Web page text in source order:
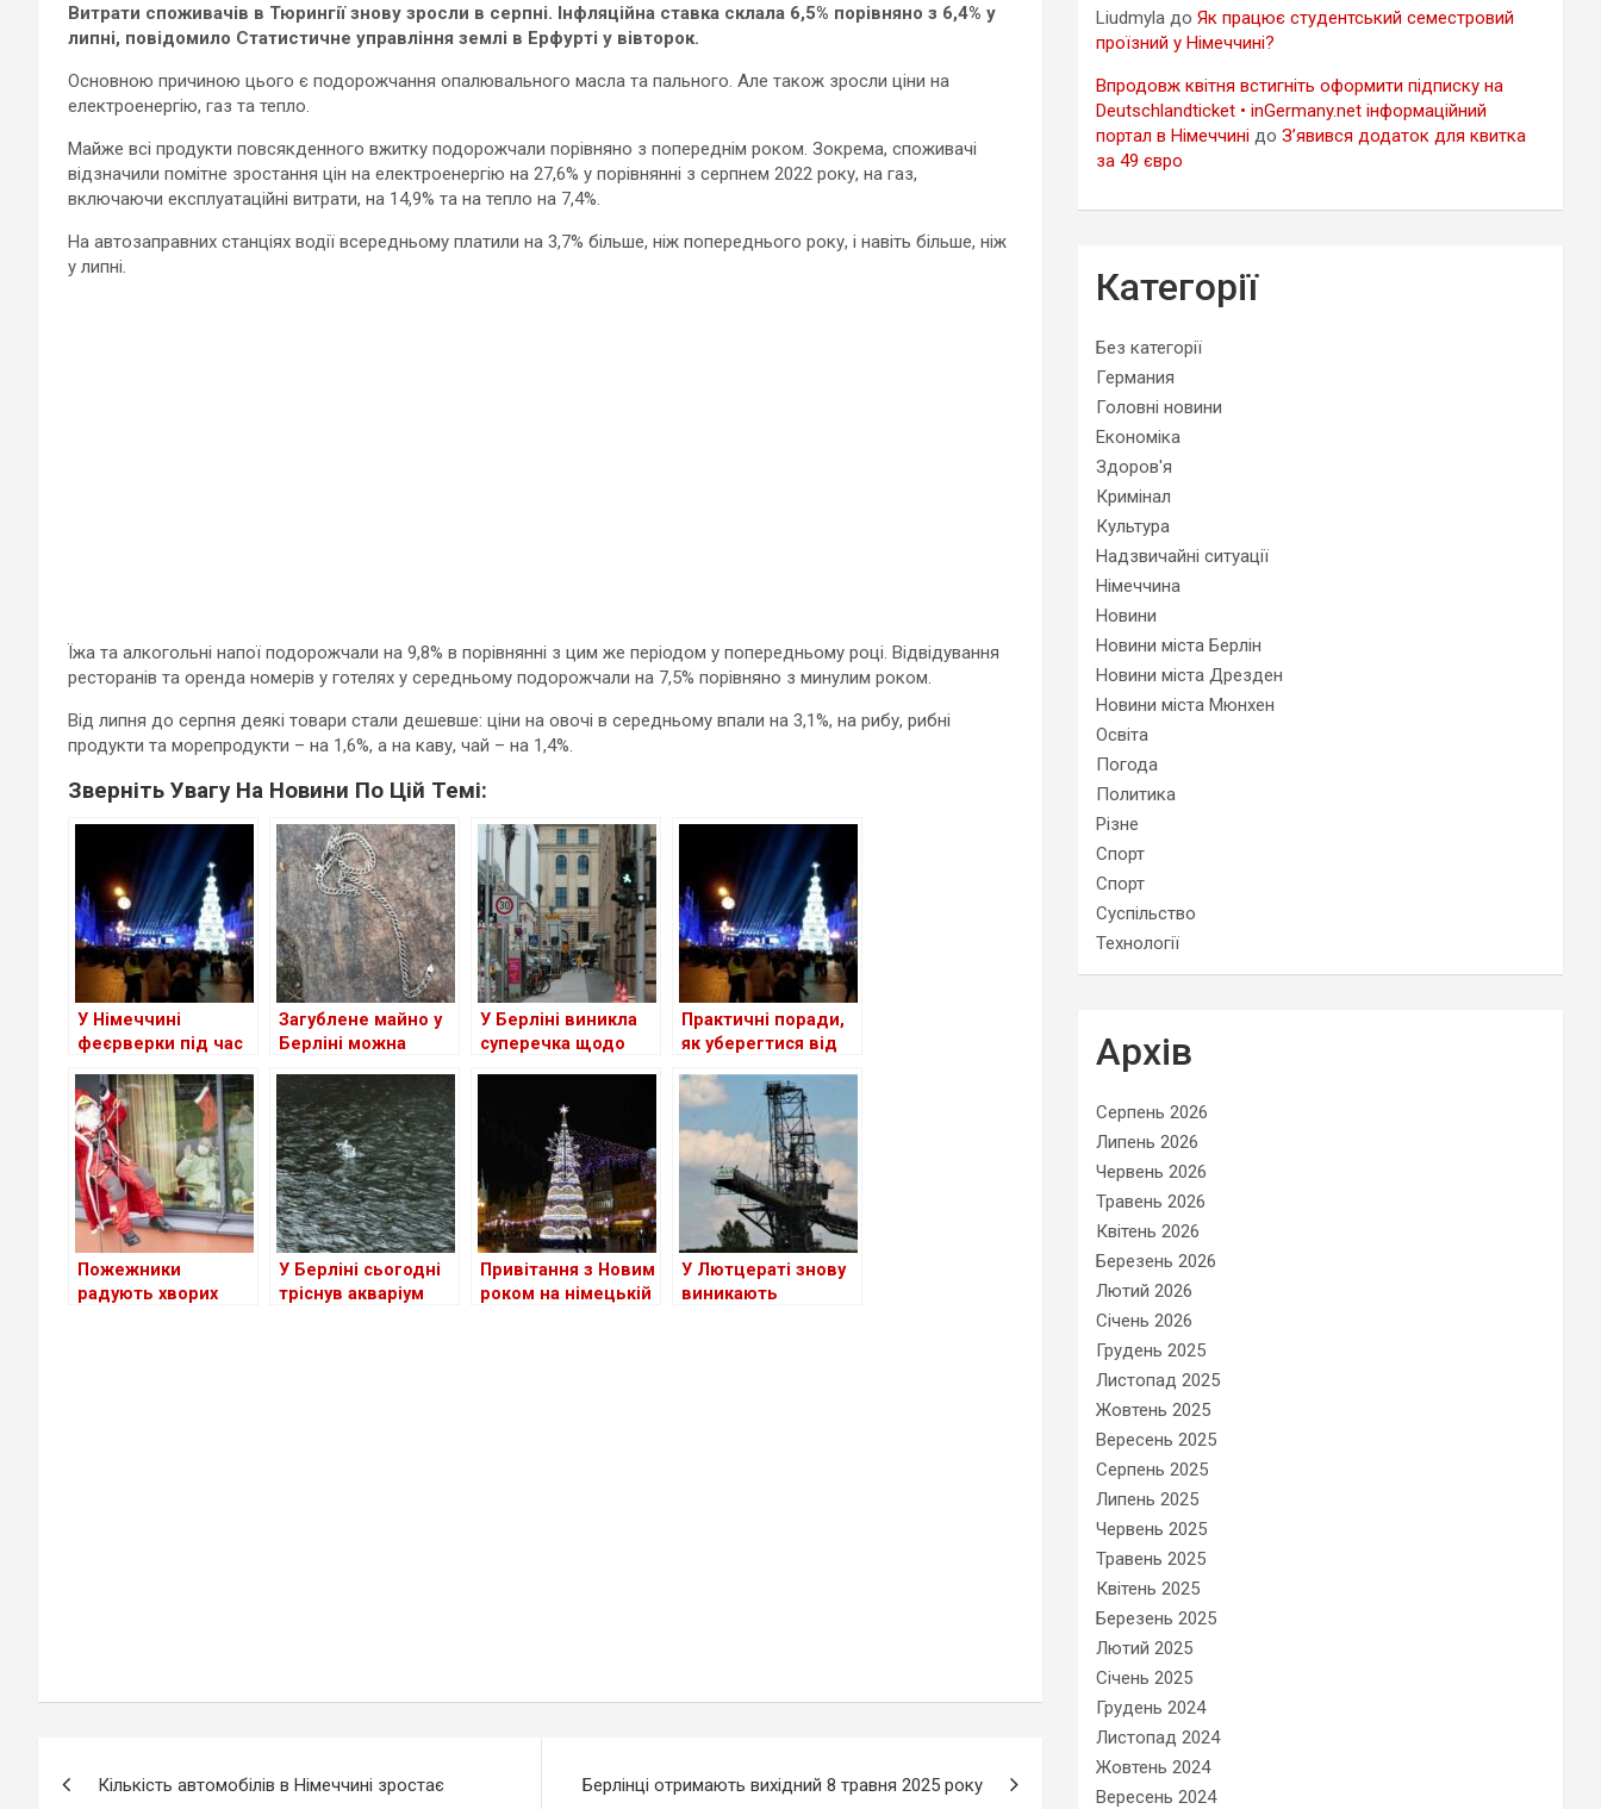
Витрати споживачів в Тюрингії знову зросли в серпні. Інфляційна ставка склала 6,5% порівняно з 6,4% у
липні, повідомило Статистичне управління землі в Ерфурті у вівторок.
Основною причиною цього є подорожчання опалювального масла та пального. Але також зросли ціни на
електроенергію, газ та тепло.
Майже всі продукти повсякденного вжитку подорожчали порівняно з попереднім роком. Зокрема, споживачі
відзначили помітне зростання цін на електроенергію на 27,6% у порівнянні з серпнем 2022 року, на газ,
включаючи експлуатаційні витрати, на 14,9% та на тепло на 7,4%.
На автозаправних станціях водії всередньому платили на 3,7% більше, ніж попереднього року, і навіть більше, ніж
у липні.
Їжа та алкогольні напої подорожчали на 9,8% в порівнянні з цим же періодом у попередньому році. Відвідування
ресторанів та оренда номерів у готелях у середньому подорожчали на 7,5% порівняно з минулим роком.
Від липня до серпня деякі товари стали дешевше: ціни на овочі в середньому впали на 3,1%, на рибу, рибні
продукти та морепродукти – на 1,6%, а на каву, чай – на 1,4%.
Зверніть Увагу На Новини По Цій Темі:
У Німеччині
феєрверки під час
року втрачають
популярність
Загублене майно у
Берліні можна
центральному бюро
знахідок
У Берліні виникла
суперечка щодо
велосипедистів
Практичні поради,
як уберегтися від
злодіїв на
німецьких
різдвяних ярмарках
Пожежники
радують хворих
У Берліні сьогодні
тріснув акваріум
Привітання з Новим
роком на німецькій
У Лютцераті знову
виникають
Кількість автомобілів в Німеччині зростає Берлінці отримають вихідний 8 травня 2025 року
Liudmyla доЯк працює студентський семестровий
проїзний у Німеччині?
Впродовж квітня встигніть оформити підписку на
Deutschlandticket • inGermany.net інформаційний
портал в Німеччині доЗ’явився додаток для квитка
за 49 євро
Категорії
Без категорії
Германия
Головні новини
Економіка
Здоров'я
Кримінал
Культура
Надзвичайні ситуації
Німеччина
Новини
Новини міста Берлін
Новини міста Дрезден
Новини міста Мюнхен
Освіта
Погода
Политика
Різне
Спорт
Спорт
Суспільство
Технології
Архів
Серпень 2026
Липень 2026
Червень 2026
Травень 2026
Квітень 2026
Березень 2026
Лютий 2026
Січень 2026
Грудень 2025
Листопад 2025
Жовтень 2025
Вересень 2025
Серпень 2025
Липень 2025
Червень 2025
Травень 2025
Квітень 2025
Березень 2025
Лютий 2025
Січень 2025
Грудень 2024
Листопад 2024
Жовтень 2024
Вересень 2024